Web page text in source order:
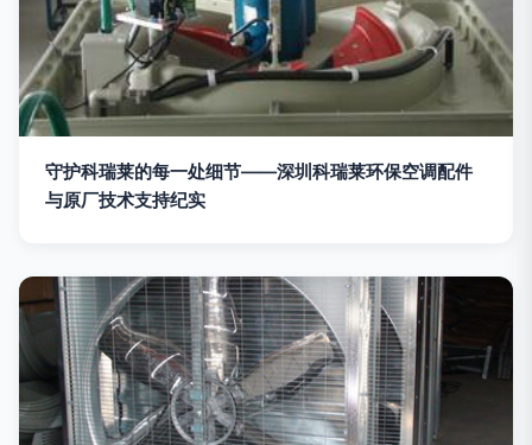
守护科瑞莱的每一处细节——深圳科瑞莱环保空调配件
与原厂技术支持纪实